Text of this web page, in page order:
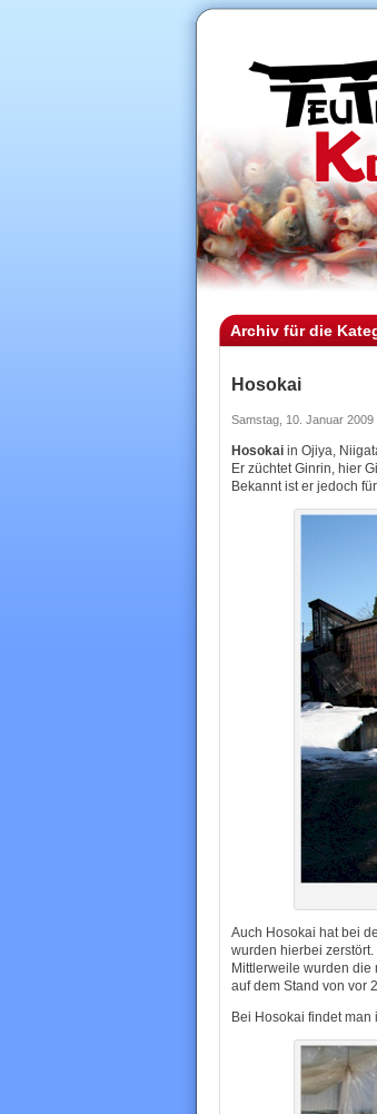
Archiv für die
Hosokai
Samstag, 10. Januar 2009
Hosokai in Ojiya,
Er züchtet Ginrin, hier
Bekannt ist er jedoch
Auch Hosokai hat bei
wurden hierbei zerstört.
Mittlerweile wurden
auf dem Stand von vor
Bei Hosokai findet man